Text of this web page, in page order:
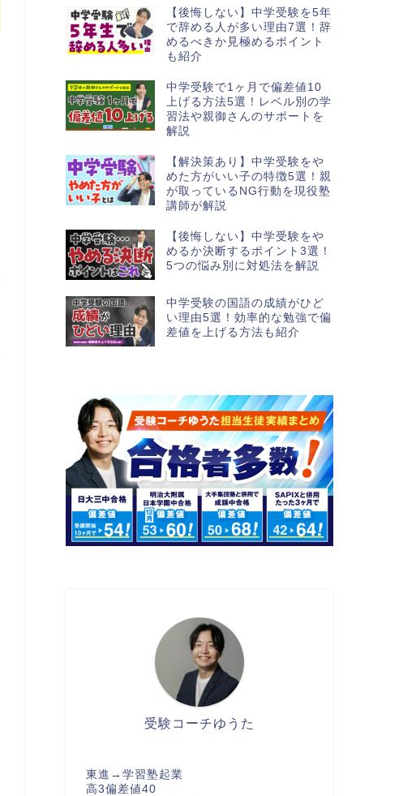
【後悔しない】中学受験を5年
で辞める人が多い理由7選！辞
めるべきか見極めるポイント
も紹介
中学受験で1ヶ月で偏差値10
上げる方法5選！レベル別の学
習法や親御さんのサポートを
解説
【解決策あり】中学受験をや
めた方がいい子の特徴5選！親
が取っているNG行動を現役塾
講師が解説
【後悔しない】中学受験をや
めるか決断するポイント3選！
5つの悩み別に対処法を解説
中学受験の国語の成績がひど
い理由5選！効率的な勉強で偏
差値を上げる方法も紹介
受験コーチゆうた
東進→学習塾起業
高3偏差値40